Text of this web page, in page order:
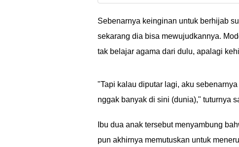
Sebenarnya keinginan untuk berhijab
sekarang dia bisa mewujudkannya.
tak belajar agama dari dulu, apalagi
"Tapi kalau diputar lagi, aku
nggak banyak di sini (dunia)," tuturnya
Ibu dua anak tersebut menyambung
pun akhirnya memutuskan untuk